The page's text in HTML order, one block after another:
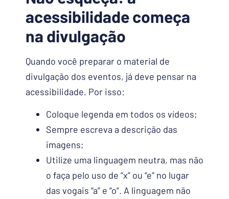
acessibilidade começa
na divulgação
Quando você preparar o material de
divulgação dos eventos, já deve pensar na
acessibilidade. Por isso:
Coloque legenda em todos os vídeos;
Sempre escreva a descrição das
imagens;
Utilize uma linguagem neutra, mas não
o faça pelo uso de “x” ou “e” no lugar
das vogais “a” e “o”. A linguagem não